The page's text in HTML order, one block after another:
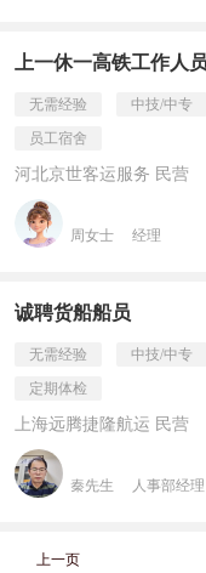
上一休一高铁工作人
无需经验 中技/中专
员工宿舍
河北京世客运服务 民营
周女士 经理
诚聘货船船员
无需经验 中技/中专
定期体检
上海远腾捷隆航运 民营
秦先生 人事部经理
上一页